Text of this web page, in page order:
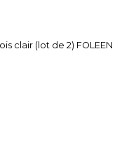
clair (lot de 2) FOLEEN